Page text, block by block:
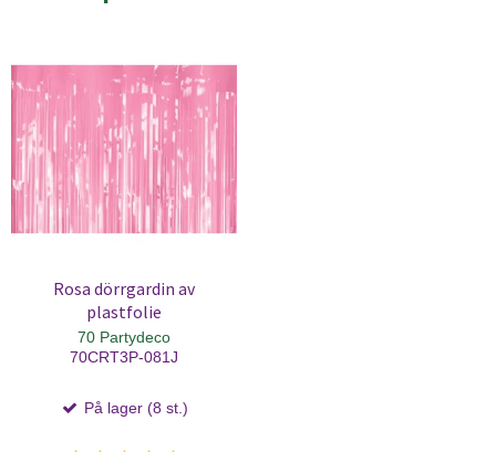
Rosa dörrgardin av
plastfolie
70 Partydeco
70CRT3P-081J
På lager (8 st.)